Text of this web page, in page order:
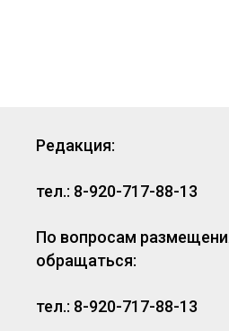
Редакция:
тел.: 8-920-717-88-13
По вопросам
обращаться:
тел.: 8-920-717-88-13